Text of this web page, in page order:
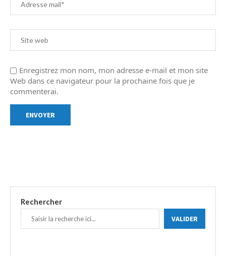
Enregistrez mon nom, mon adresse e-mail et mon site
Web dans ce navigateur pour la prochaine fois que je
commenterai.
Rechercher
VALIDER